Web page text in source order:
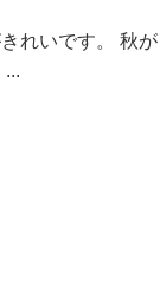
れいです。 秋
...